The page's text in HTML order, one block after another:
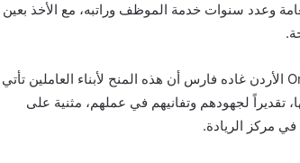
وعدد سنوات خدمة الموظف وراتبه، مع الأخذ بعين
الأردن غاده فارس أن هذه المنح لأبناء العاملين تأتي
لجهودهم وتفانيهم في عملهم، مثنية على
في مركز الريادة.